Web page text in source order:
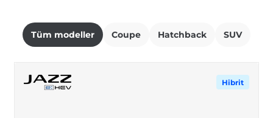
Tüm modeller Coupe Hatchback SUV
Hibrit